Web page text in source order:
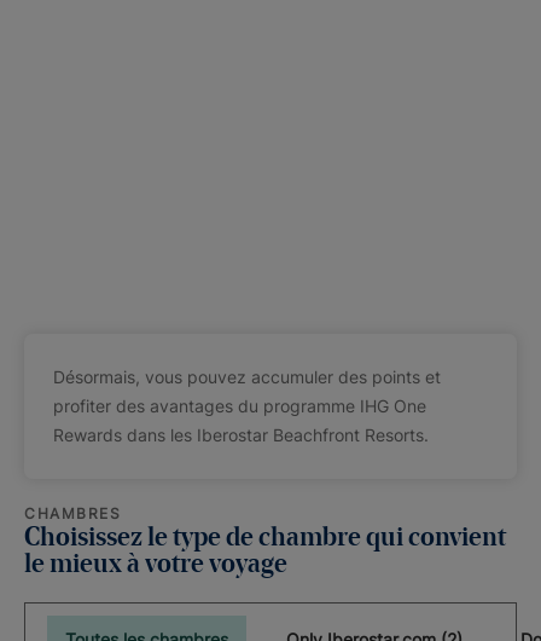
Désormais, vous pouvez accumuler des points et
profiter des avantages du programme IHG One
Rewards dans les Iberostar Beachfront Resorts.
CHAMBRES
Choisissez le type de chambre qui convient
le mieux à votre voyage